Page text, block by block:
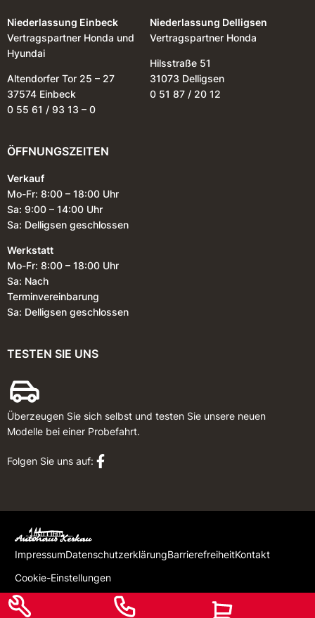
Niederlassung Einbeck
Vertragspartner Honda und
Hyundai
Altendorfer Tor 25 – 27
37574 Einbeck
0 55 61 / 93 13 – 0
Niederlassung Delligsen
Vertragspartner Honda
Hilsstraße 51
31073 Delligsen
0 51 87 / 20 12
ÖFFNUNGSZEITEN
Verkauf
Mo-Fr: 8:00 – 18:00 Uhr
Sa: 9:00 – 14:00 Uhr
Sa: Delligsen geschlossen
Werkstatt
Mo-Fr: 8:00 – 18:00 Uhr
Sa: Nach
Terminvereinbarung
Sa: Delligsen geschlossen
TESTEN SIE UNS
Überzeugen Sie sich selbst und testen Sie unsere neuen
Modelle bei einer Probefahrt.
Folgen Sie uns auf:
ImpressumDatenschutzerklärungBarrierefreiheitKontakt
Cookie-Einstellungen